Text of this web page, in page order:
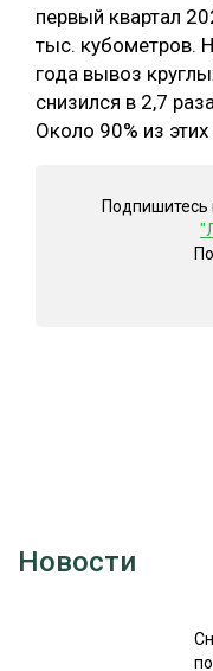
первый квартал
тыс. кубометров.
года вывоз
снизился в 2,7
Около 90% из
Подпишитесь
Новости